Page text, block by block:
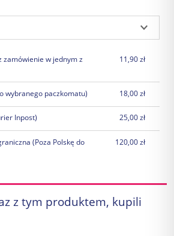
zamówienie w jednym z
11,90 zł
wybranego paczkomatu) 18,00 zł
Inpost) 25,00 zł
(Poza Polskę do
120,00 zł
z tym produktem, kupili